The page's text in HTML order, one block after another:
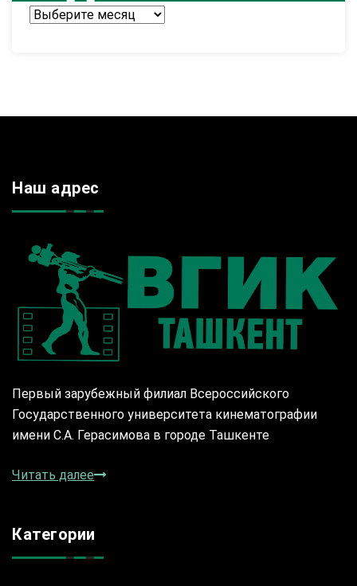
Архив
Наш адрес
Первый зарубежный филиал Всероссийского
Государственного университета кинематографии
имени С.А. Герасимова в городе Ташкенте
Читать далее
Категории